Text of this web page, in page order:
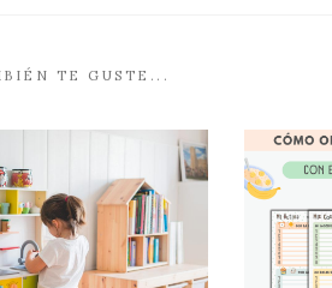
TE GUSTE...